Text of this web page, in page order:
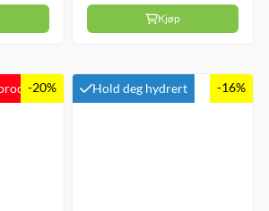
Kjøp
-20% Hold deg hydrert -16%